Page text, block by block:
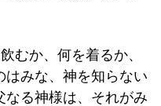
むか、何を着るか、
みな、神を知らない
る神様は、それがみ